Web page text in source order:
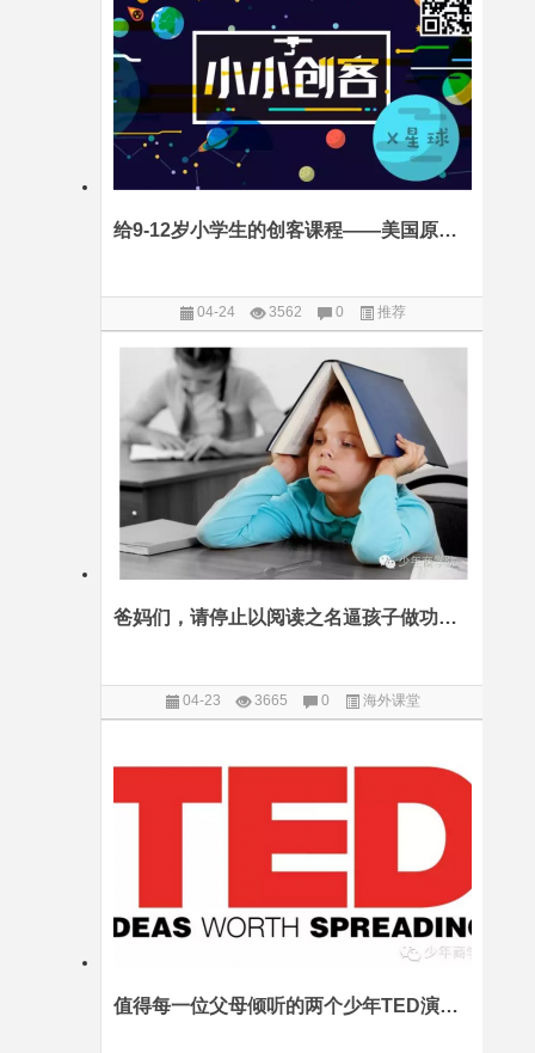
给9-12岁小学生的创客课程——美国原汁原味项目报名中
04-24 3562 0 推荐
爸妈们，请停止以阅读之名逼孩子做功利之事
04-23 3665 0 海外课堂
值得每一位父母倾听的两个少年TED演讲者